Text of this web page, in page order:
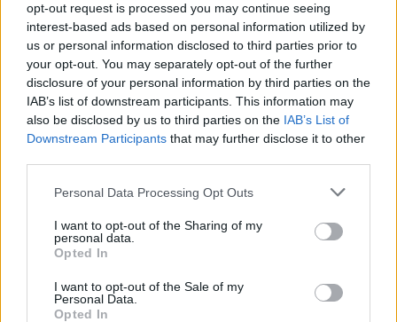
opt-out request is processed you may continue seeing
interest-based ads based on personal information utilized by
us or personal information disclosed to third parties prior to
your opt-out. You may separately opt-out of the further
disclosure of your personal information by third parties on the
IAB’s list of downstream participants. This information may
also be disclosed by us to third parties on the IAB’s List of
Downstream Participants that may further disclose it to other
Please note that this website/app uses one or more Google
not limited to your visit or usage behaviour. You may click to
grant or deny consent to Google and its third-party tags to
use your data for below specified purposes in below Google
consent section.
Personal Data Processing Opt Outs
I want to opt-out of the Sharing of my
personal data.
Opted In
I want to opt-out of the Sale of my
Personal Data.
Opted In
számlát majd neki kell állnia.